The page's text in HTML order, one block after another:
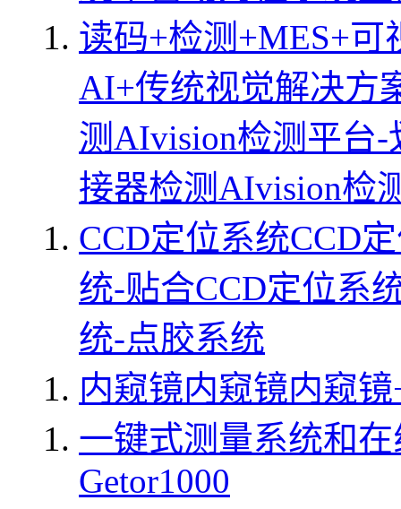
读码+检测+MES+可
AI+传统视觉解决方
测 AIvision检测平台-
接器检测 AIvision检
CCD定位系统CCD
统-贴合CCD定位系
统-点胶系统
内窥镜内窥镜内窥
一键式测量系统和
Getor1000